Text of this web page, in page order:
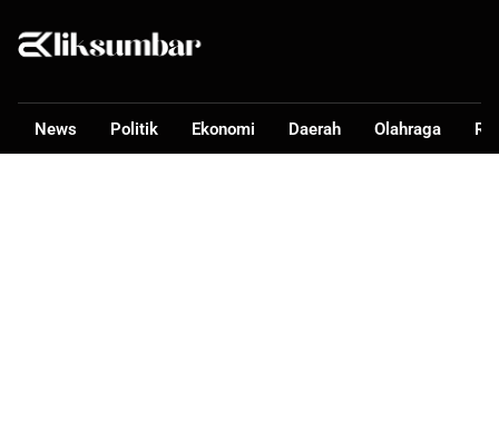
News Politik Ekonomi Daerah Olahraga